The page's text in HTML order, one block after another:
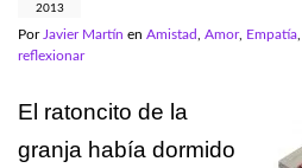
2013
Por Javier Martín en Amistad Amor, Empatía
reflexionar
El ratoncito de la
granja había dormido